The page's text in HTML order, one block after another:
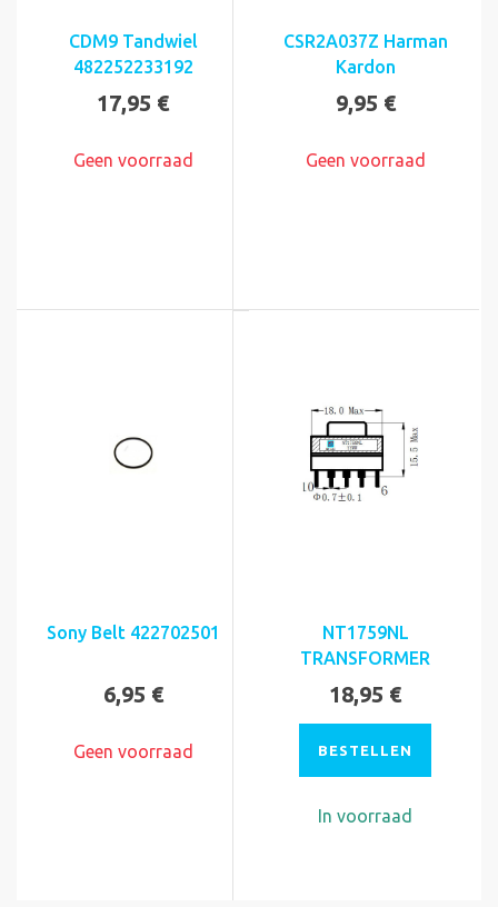
CDM9 Tandwiel
482252233192
17,95 €
Geen voorraad
CSR2A037Z Harman
Kardon
9,95 €
Geen voorraad
Sony Belt 422702501
6,95 €
Geen voorraad
NT1759NL
TRANSFORMER
18,95 €
BESTELLEN
In voorraad